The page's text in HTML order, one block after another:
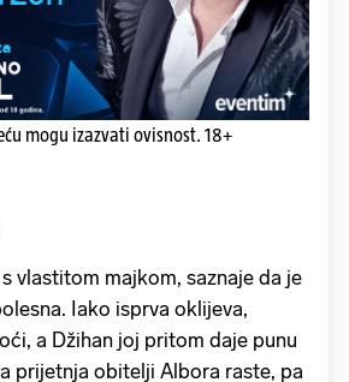
mogu izazvati ovisnost. 18+
vlastitom majkom, saznaje da je
Iako isprva oklijeva,
a Džihan joj pritom daje punu
prijetnja obitelji Albora raste, pa